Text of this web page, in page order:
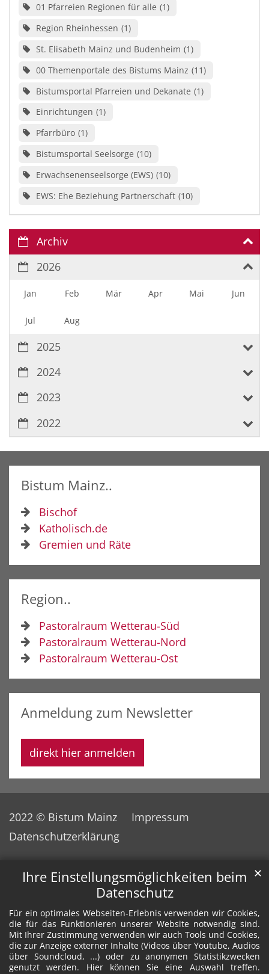
Ihre Einstellungsmöglichkeiten beim
Datenschutz
Für ein optimales Webseiten-Erlebnis verwenden wir Cookies,
die für das Funktionieren unserer Website notwendig sind.
Mit Ihrer Zustimmung verwenden wir auch Tools und Cookies,
die zur Anzeige externer Inhalte (Videos über Youtube, Audios
über Soundcloud, ...) oder zu anonymen Statistikzwecken
genutzt werden. Hier können Sie eine Auswahl treffen.
✕
01 Pfarreien Regionen für alle 1
Region Rheinhessen 1
St. Elisabeth Mainz und Budenheim 1
00 Themenportale des Bistums Mainz 11
Bistumsportal Pfarreien und Dekanate 1
Einrichtungen 1
Pfarrbüro 1
Bistumsportal Seelsorge 10
Erwachsenenseelsorge (EWS) 10
EWS: Ehe Beziehung Partnerschaft 10
Archiv
2026
Jan Feb Mär Apr Mai Jun
Jul Aug
2025
2024
2023
2022
Bistum Mainz..
Bischof
Katholisch.de
Gremien und Räte
Region..
Pastoralraum Wetterau-Süd
Pastoralraum Wetterau-Nord
Pastoralraum Wetterau-Ost
Anmeldung zum Newsletter
direkt hier anmelden
2022 © Bistum Mainz
Impressum
Datenschutzerklärung